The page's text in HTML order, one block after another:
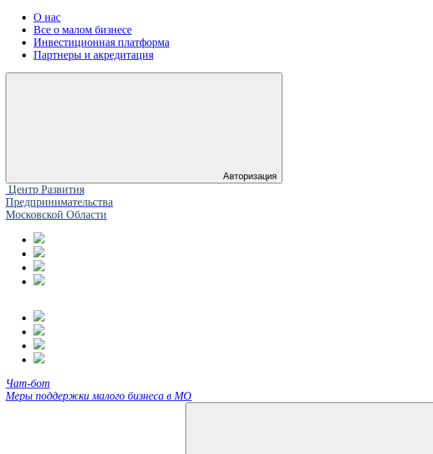
О нас
Все о малом бизнесе
Инвестиционная платформа
Партнеры и акредитация
Авторизация
Центр Развития
Предпринимательства
Московской Области
Чат-бот
Меры поддержки малого бизнеса в МО